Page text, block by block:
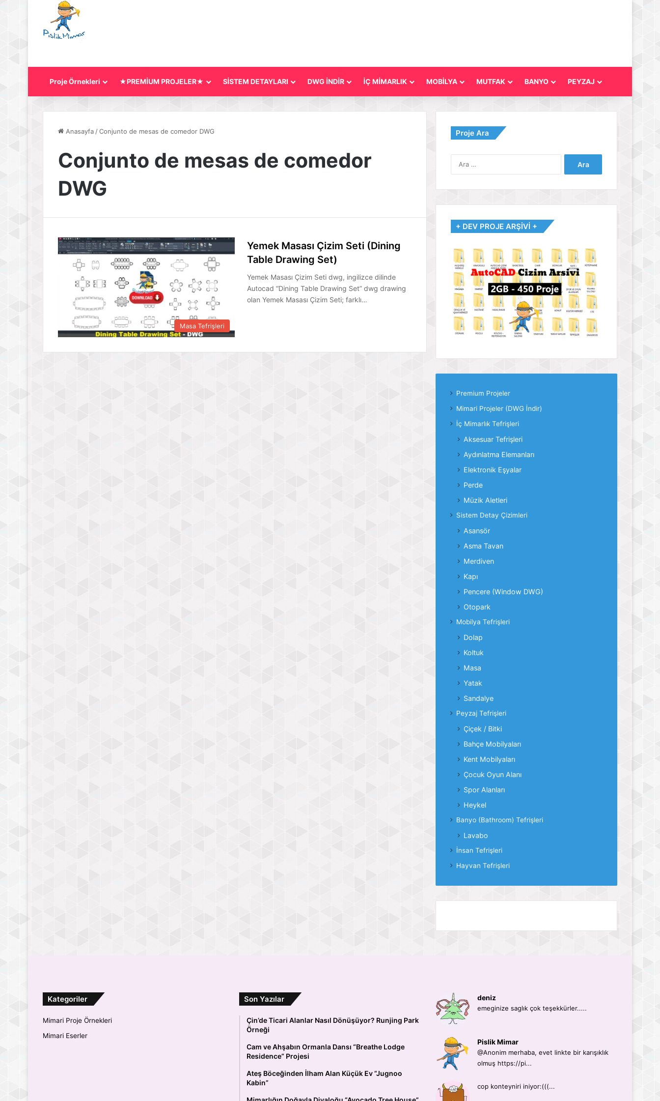
Proje Örnekleri ★PREMİUM PROJELER★ SİSTEM DETAYLARI DWG İNDİR İÇ MİMARLIK MOBİLYA MUTFAK BANYO PEYZAJ
Anasayfa /Conjunto de mesas de comedor DWG
Conjunto de mesas de comedor
DWG
Masa Tefrişleri
Yemek Masası Çizim Seti (Dining
Table Drawing Set)
Yemek Masası Çizim Seti dwg, ingilizce dilinde
Autocad “Dining Table Drawing Set” dwg drawing
olan Yemek Masası Çizim Seti; farklı…
Proje Ara
+ DEV PROJE ARŞİVİ +
Premium Projeler
Mimari Projeler (DWG İndir)
İç Mimarlık Tefrişleri
Aksesuar Tefrişleri
Aydınlatma Elemanları
Elektronik Eşyalar
Perde
Müzik Aletleri
Sistem Detay Çizimleri
Asansör
Asma Tavan
Merdiven
Kapı
Pencere (Window DWG)
Otopark
Mobilya Tefrişleri
Dolap
Koltuk
Masa
Yatak
Sandalye
Peyzaj Tefrişleri
Çiçek / Bitki
Bahçe Mobilyaları
Kent Mobilyaları
Çocuk Oyun Alanı
Spor Alanları
Heykel
Banyo (Bathroom) Tefrişleri
Lavabo
İnsan Tefrişleri
Hayvan Tefrişleri
Kategoriler
Mimari Proje Örnekleri
Mimari Eserler
Son Yazılar
Çin’de Ticari Alanlar Nasıl Dönüşüyor? Runjing Park
Örneği
Cam ve Ahşabın Ormanla Dansı “Breathe Lodge
Residence” Projesi
Ateş Böceğinden İlham Alan Küçük Ev “Jugnoo
Kabin”
deniz
emeginize saglık çok teşekkürler.....
Pislik Mimar
@Anonim merhaba, evet linkte bir karışıklık
olmuş https://pi...
cop konteyniri iniyor:(((...